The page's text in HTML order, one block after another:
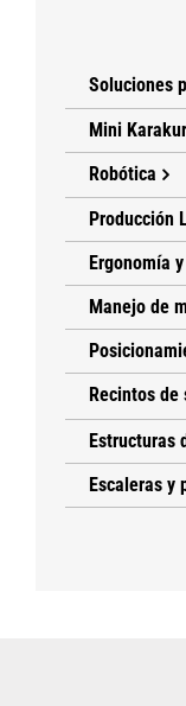
Soluciones
Mini
Robótica
Producción
Ergonomía
Manejo de
Recintos
Estructuras
Escaleras y